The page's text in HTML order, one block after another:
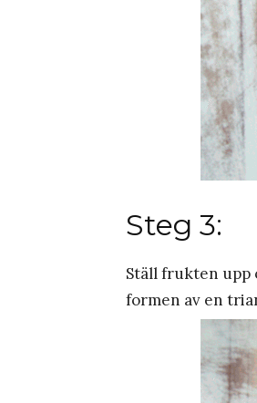
Steg 3:
Ställ frukten upp
formen av en